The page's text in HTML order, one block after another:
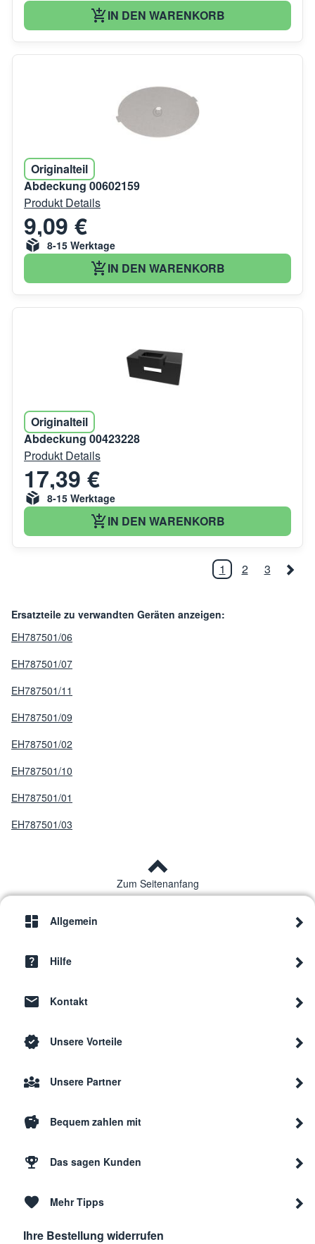
IN DEN WARENKORB
Originalteil
Abdeckung 00602159
Produkt Details
9,09 €
8-15 Werktage
IN DEN WARENKORB
Originalteil
Abdeckung 00423228
Produkt Details
17,39 €
8-15 Werktage
IN DEN WARENKORB
1 2 3
Ersatzteile zu verwandten Geräten anzeigen:
EH787501/06
EH787501/07
EH787501/11
EH787501/09
EH787501/02
EH787501/10
EH787501/01
EH787501/03
Zum Seitenanfang
Allgemein
Hilfe
Kontakt
Unsere Vorteile
Unsere Partner
Bequem zahlen mit
Das sagen Kunden
Mehr Tipps
Ihre Bestellung widerrufen